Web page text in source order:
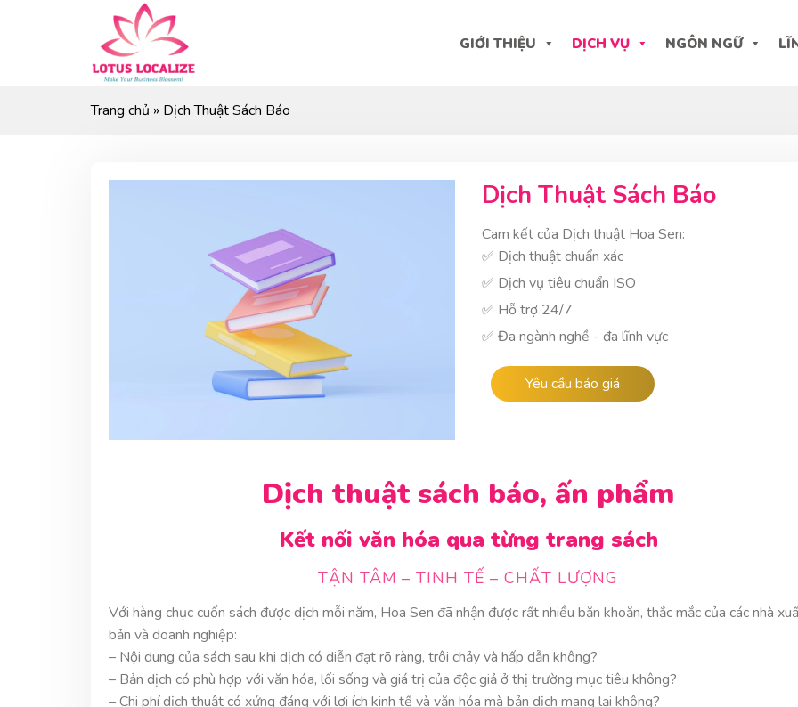
GIỚI THIỆU DỊCH VỤ NGÔN NGỮ
Trang chủ » Dịch Thuật Sách Báo
Dịch Thuật Sách Báo
Cam kết của Dịch thuật Hoa Sen:
✅ Dịch thuật chuẩn xác
✅ Dịch vụ tiêu chuẩn ISO
✅ Hỗ trợ 24/7
✅ Đa ngành nghề - đa lĩnh vực
Yêu cầu báo giá
Dịch thuật sách báo, ấn phẩm
Kết nối văn hóa qua từng trang sách
TẬN TÂM – TINH TẾ – CHẤT LƯỢNG
Với hàng chục cuốn sách được dịch mỗi năm, Hoa Sen đã nhận được rất nhiều băn khoăn, thắc mắc của các nhà
bản và doanh nghiệp:
– Nội dung của sách sau khi dịch có diễn đạt rõ ràng, trôi chảy và hấp dẫn không?
– Bản dịch có phù hợp với văn hóa, lối sống và giá trị của độc giả ở thị trường mục tiêu không?
– Chi phí dịch thuật có xứng đáng với lợi ích kinh tế và văn hóa mà bản dịch mang lại không?